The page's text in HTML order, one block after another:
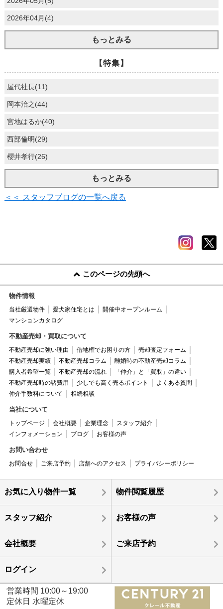
2026年04月(4)
もっとみる
【特集】
屋代社長(11)
岡本治之(44)
宮地はるか(40)
西部倫明(29)
櫻井孝行(26)
もっとみる
＜＜ スタッフブログの一覧へ戻る
このページの先頭へ
物件情報
当社厳選物件 愛犬家住宅とは
開催中オープンルーム
マンションカタログ
不動産売却・買取について
不動産売却に強い理由 借地権でお困りの方
売却査定フォーム
不動産売却実績
不動産売却コラム
離婚時の不動産売却コラム
購入者希望一覧
不動産売却の流れ
「仲介」と「買取」の違い
不動産売却時の諸費用
少しでも高く売るポイント
よくある質問
仲介手数料について
相続相談
当社について
トップページ 会社概要 企業理念
スタッフ紹介
インフォメーション
ブログ お客様の声
お問い合わせ
お問合せ ご来店予約 店舗へのアクセス プライバシーポリシー
お気に入り物件一覧 物件閲覧履歴
スタッフ紹介 お客様の声
会社概要 ご来店予約
ログイン
営業時間 10:00～19:00
定休日 水曜定休